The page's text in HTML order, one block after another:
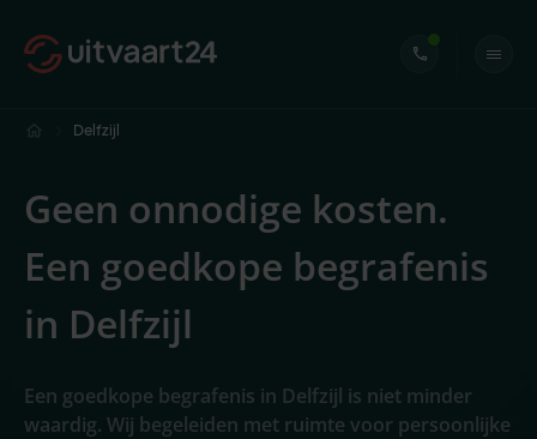
Delfzijl
Geen onnodige kosten.
Een goedkope begrafenis
in Delfzijl
Een goedkope begrafenis in Delfzijl is niet minder
waardig. Wij begeleiden met ruimte voor persoonlijke